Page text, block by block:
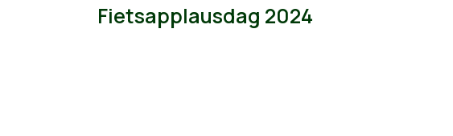
Fietsapplausdag 2024